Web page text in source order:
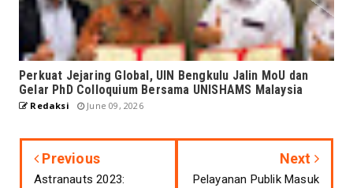
Perkuat Jejaring Global, UIN Bengkulu Jalin MoU dan
Gelar PhD Colloquium Bersama UNISHAMS Malaysia
Redaksi June 09, 2026
Previous
Astranauts 2023:
Next
Pelayanan Publik Masuk